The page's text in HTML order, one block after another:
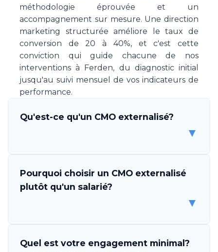
méthodologie éprouvée et un
accompagnement sur mesure. Une direction
marketing structurée améliore le taux de
conversion de 20 à 40%, et c'est cette
conviction qui guide chacune de nos
interventions à Ferden, du diagnostic initial
jusqu'au suivi mensuel de vos indicateurs de
performance.
Qu'est-ce qu'un CMO externalisé?
▼
Un CMO (Chief Marketing Officer) externalisé
est un professionnel ou une équipe de
spécialistes marketing qui s'engage à piloter
CMO vous met à disposition une expertise
Pourquoi choisir un CMO externalisé
plutôt qu'un salarié?
▼
Les avantages sont multiples. D'abord,
Quel est votre engagement minimal?